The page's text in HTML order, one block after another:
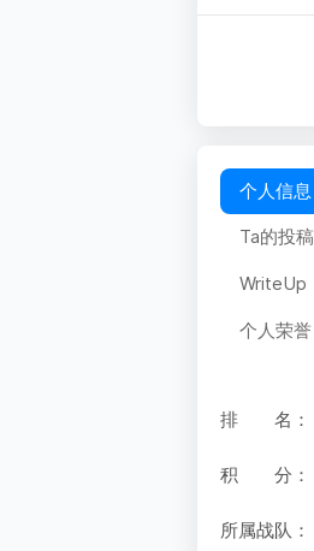
个人信息
Ta的投稿
WriteUp
个人荣誉
排 名：
积 分：
所属战队：